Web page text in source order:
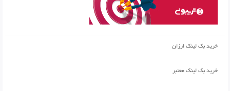
خرید بک لینک ارزان
خرید بک لینک معتبر